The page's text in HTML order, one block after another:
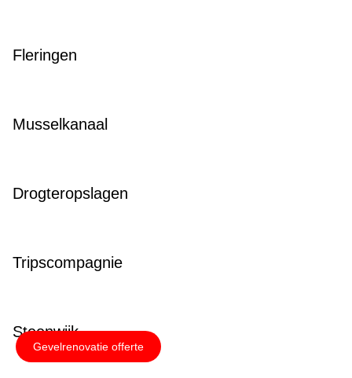
Fleringen
Musselkanaal
Drogteropslagen
Tripscompagnie
Steenwijk
Gevelrenovatie offerte